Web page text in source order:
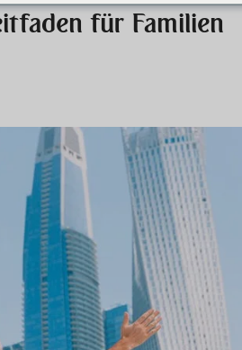
für Familien